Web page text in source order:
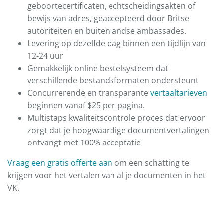
geboortecertificaten, echtscheidingsakten of
bewijs van adres, geaccepteerd door Britse
autoriteiten en buitenlandse ambassades.
Levering op dezelfde dag binnen een tijdlijn van
12-24 uur
Gemakkelijk online bestelsysteem dat
verschillende bestandsformaten ondersteunt
Concurrerende en transparantevertaaltarieven
beginnen vanaf $25 per pagina.
Multistaps kwaliteitscontrole proces dat ervoor
zorgt dat je hoogwaardige documentvertalingen
ontvangt met 100% acceptatie
Vraag een gratis offerte aan om een schatting te
krijgen voor het vertalen van al je documenten in het
VK.